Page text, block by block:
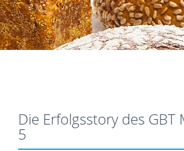
Die Erfolgsstory des GBT
5